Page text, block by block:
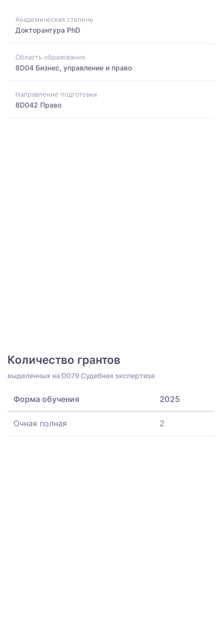
Академическая степень
Докторантура PhD
Область образования
8D04 Бизнес, управление и право
Направление подготовки
8D042 Право
Количество грантов
выделенных на D079 Судебная экспертиза
Форма обучения 2025
Очная полная 2